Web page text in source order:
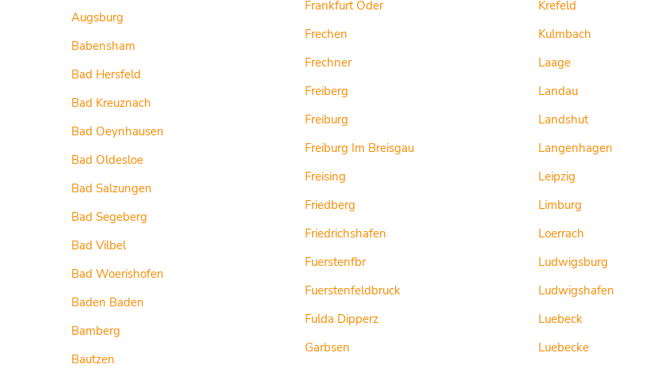
Augsburg
Babensham
Bad Hersfeld
Bad Kreuznach
Bad Oeynhausen
Bad Oldesloe
Bad Salzungen
Bad Segeberg
Bad Vilbel
Bad Woerishofen
Baden Baden
Bamberg
Bautzen
Frankfurt Oder
Frechen
Frechner
Freiberg
Freiburg
Freiburg Im Breisgau
Freising
Friedberg
Friedrichshafen
Fuerstenfbr
Fuerstenfeldbruck
Fulda Dipperz
Garbsen
Krefeld
Kulmbach
Laage
Landau
Landshut
Langenhagen
Leipzig
Limburg
Loerrach
Ludwigsburg
Ludwigshafen
Luebeck
Luebecke